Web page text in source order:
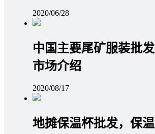
2020/06/28
中国主要尾矿服装批发
市场介绍
2020/08/17
地摊保温杯批发，保温